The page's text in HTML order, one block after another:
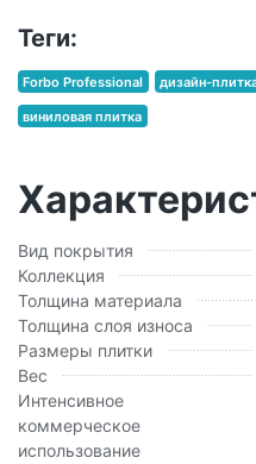
Теги:
Forbo Professional дизайн-
виниловая плитка
Вид покрытия
Коллекция
Толщина материала
Толщина слоя износа
Размеры плитки
Вес
Интенсивное
коммерческое
использование